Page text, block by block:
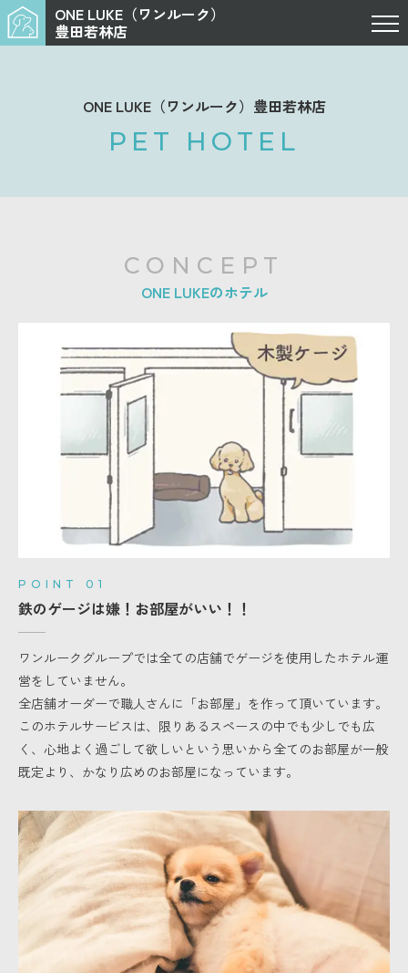
ONE LUKE（ワンルーク）
豊田若林店
ONE LUKE（ワンルーク）豊田若林店
PET HOTEL
CONCEPT
ONE LUKEのホテル
POINT 01
鉄のゲージは嫌！お部屋がいい！！
ワンルークグループでは全ての店舗でゲージを使用したホテル運
営をしていません。
全店舗オーダーで職人さんに「お部屋」を作って頂いています。
このホテルサービスは、限りあるスペースの中でも少しでも広
く、心地よく過ごして欲しいという思いから全てのお部屋が一般
既定より、かなり広めのお部屋になっています。